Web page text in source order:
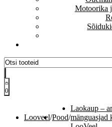
Motoorika
0
Looveel/Pood/
Laokaup –
mänguasjad